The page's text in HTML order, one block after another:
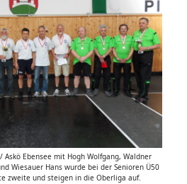
Askö Ebensee mit Hogh Wolfgang, Waldner
Wiesauer Hans wurde bei der Senioren Ü50
zweite und steigen in die Oberliga auf.